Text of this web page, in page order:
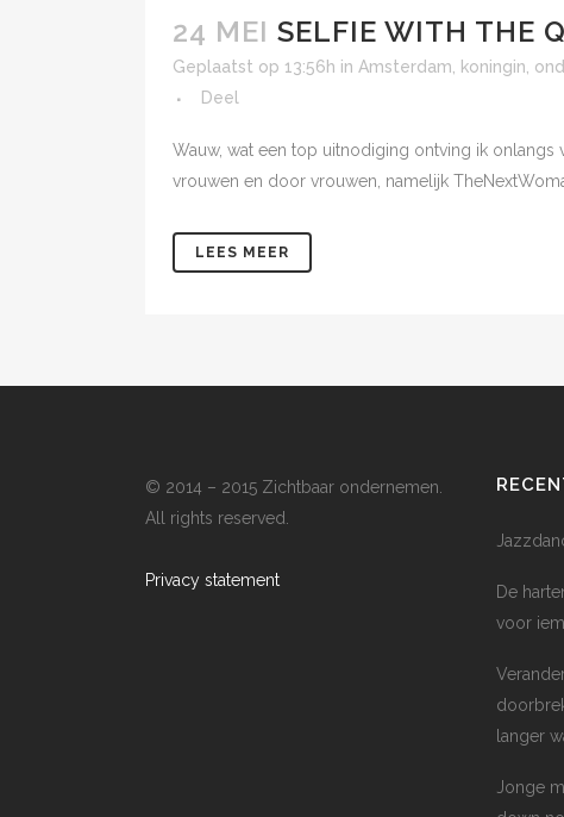
24 MEI SELFIE WITH THE
Geplaatst op 13:56h in Amsterdam, koningin,
Deel
Wauw, wat een top uitnodiging ontving ik
vrouwen en door vrouwen, namelijk
LEES MEER
© 2014 – 2015 Zichtbaar ondernemen.
All rights reserved.
Privacy statement
De
voor
langer
Jonge